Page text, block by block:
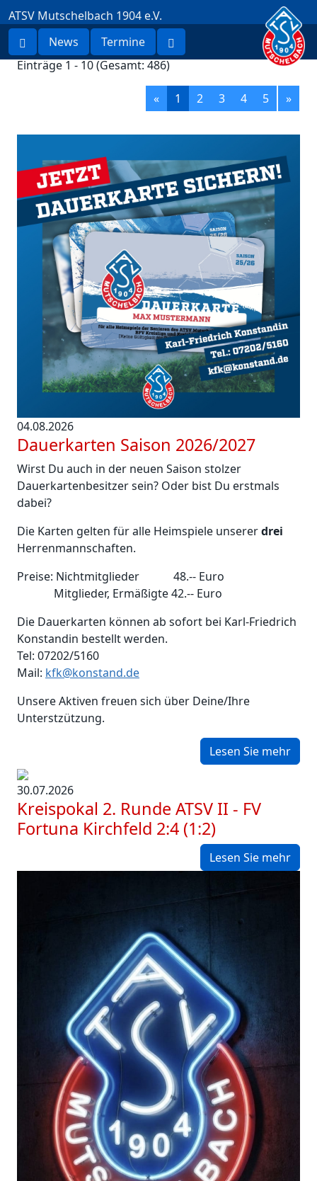
ATSV Mutschelbach 1904 e.V.
News
Termine
Einträge 1 - 10 (Gesamt: 486)
« 1 2 3 4 5 »
04.08.2026
Dauerkarten Saison 2026/2027
Wirst Du auch in der neuen Saison stolzer
Dauerkartenbesitzer sein? Oder bist Du erstmals
dabei?
Die Karten gelten für alle Heimspiele unsererdrei
Herrenmannschaften.
Preise: Nichtmitglieder 48.-- Euro
Mitglieder, Ermäßigte 42.-- Euro
Die Dauerkarten können ab sofort bei Karl-Friedrich
Konstandin bestellt werden.
Tel: 07202/5160
Mail: kfk@konstand.de
Unsere Aktiven freuen sich über Deine/Ihre
Unterstzützung.
Lesen Sie mehr
30.07.2026
Kreispokal 2. Runde ATSV II - FV
Fortuna Kirchfeld 2:4 (1:2)
Lesen Sie mehr